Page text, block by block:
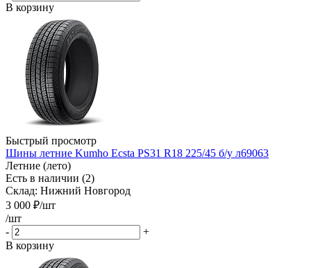
В корзину
Быстрый просмотр
Шины летние Kumho Ecsta PS31 R18 225/45 б/у л69063
Летние (лето)
Есть в наличии (2)
Склад: Нижний Новгород
3 000 ₽/шт
/шт
-
+
В корзину